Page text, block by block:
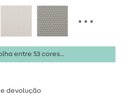
entre 53 cores...
devolução